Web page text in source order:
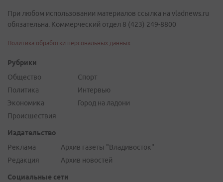
При любом использовании материалов ссылка на vladnews.ru
обязательна. Коммерческий отдел 8 (423) 249-8800
Политика обработки персональных данных
Рубрики
Общество
Политика
Экономика
Происшествия
Спорт
Интервью
Город на ладони
Издательство
Реклама
Редакция
Архив газеты "Владивосток"
Архив новостей
Социальные сети